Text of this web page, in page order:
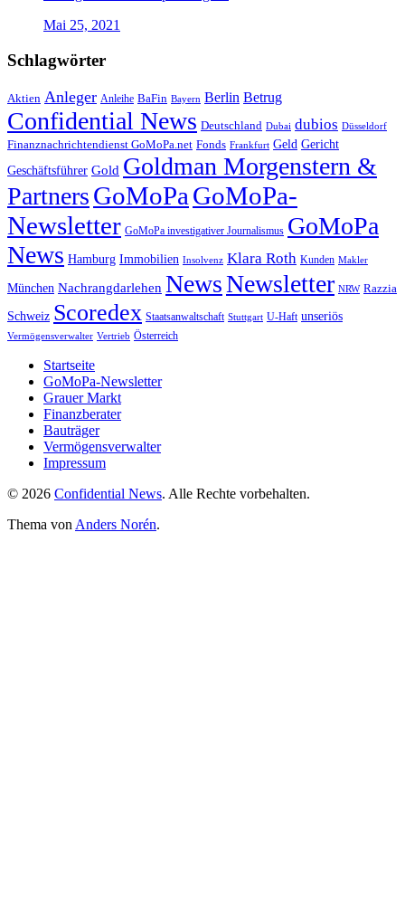
Mai 25, 2021
Schlagwörter
Aktien Anleger Anleihe BaFin Bayern Berlin Betrug
Confidential News Deutschland Dubai dubios Düsseldorf
Finanznachrichtendienst GoMoPa.net Fonds Frankfurt Geld Gericht
Geschäftsführer Gold Goldman Morgenstern &
PartnersGoMoPa GoMoPa-
Newsletter GoMoPa investigativer Journalismus GoMoPa
News Hamburg Immobilien Insolvenz Klara Roth Kunden Makler
München Nachrangdarlehen NewsNewsletter NRW Razzia
Schweiz Scoredex Staatsanwaltschaft Stuttgart U-Haft unseriös
Vermögensverwalter Vertrieb Österreich
Startseite
GoMoPa-Newsletter
Grauer Markt
Finanzberater
Bauträger
Vermögensverwalter
Impressum
© 2026 Confidential News. Alle Rechte vorbehalten.
Thema von Anders Norén.